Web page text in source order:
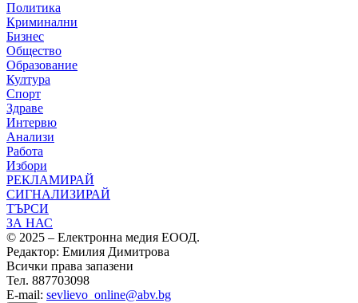
Политика
Криминални
Бизнес
Общество
Образование
Култура
Спорт
Здраве
Интервю
Анализи
Работа
Избори
РЕКЛАМИРАЙ
СИГНАЛИЗИРАЙ
ТЪРСИ
ЗА НАС
© 2025 – Електронна медия ЕООД.
Редактор: Емилия Димитрова
Всички права запазени
Тел. 887703098
E-mail: sevlievo_online@abv.bg